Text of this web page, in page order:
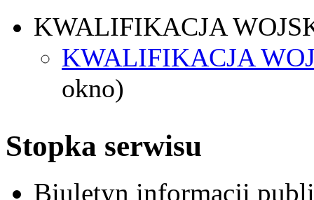
KWALIFIKACJA
KWALIFIKACJA
okno)
Stopka serwisu
Biuletyn informacji